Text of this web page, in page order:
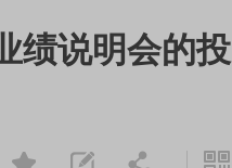
绩说明会的投